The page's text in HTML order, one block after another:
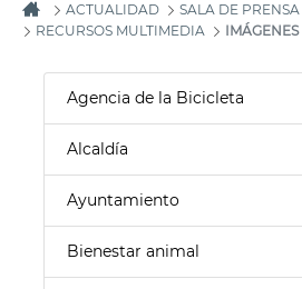
ACTUALIDAD
SALA DE PRENSA
RECURSOS MULTIMEDIA
IMÁGENES
Agencia de la Bicicleta
Alcaldía
Ayuntamiento
Bienestar animal